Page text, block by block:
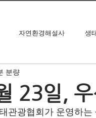
자연환경해설사 생
아카데미 간담회
23일,
분량
관광협회가 운영하는